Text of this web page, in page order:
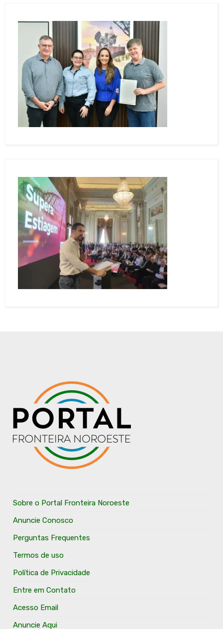
Sobre o Portal Fronteira Noroeste
Anuncie Conosco
Perguntas Frequentes
Termos de uso
Política de Privacidade
Entre em Contato
Acesso Email
Anuncie Aqui